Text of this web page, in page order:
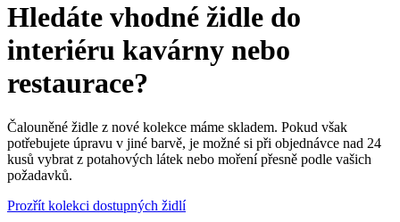
Hledáte vhodné židle do
interiéru kavárny nebo
restaurace?
Čalouněné židle z nové kolekce máme skladem. Pokud však
potřebujete úpravu v jiné barvě, je možné si při objednávce nad 24
kusů vybrat z potahových látek nebo moření přesně podle vašich
požadavků.
Prozřít kolekci dostupných židlí